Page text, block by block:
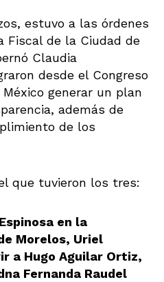
estuvo a las órdenes
Fiscal de la Ciudad de
Claudia
desde el Congreso
generar un plan
además de
de los
que tuvieron los tres:
en la
Morelos, Uriel
a Hugo Aguilar Ortiz,
Fernanda Raudel